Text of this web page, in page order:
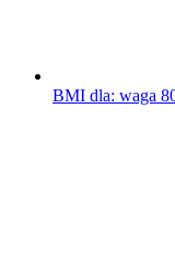
BMI dla: waga